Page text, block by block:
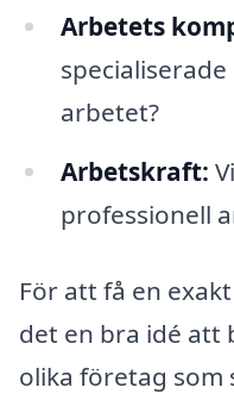
Arbetets
arbetet?
Arbetskraft:
professionell
För att få en
det en bra idé att
olika företag som